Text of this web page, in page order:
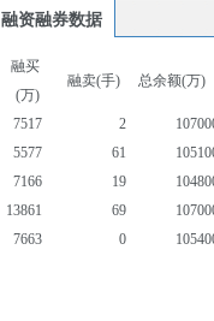
融资融券数据
融买
(万)
融卖(手) 总余额(万)
7517 2
5577
61
7166
19
13861
69
7663
0